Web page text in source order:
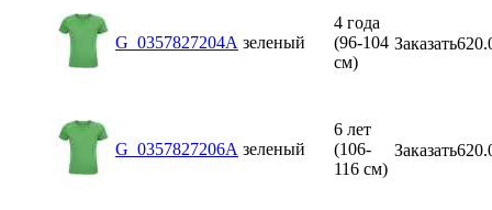
G_0357827204A зеленый
4 года
(96-104
см)
Заказать
G_0357827206A зеленый
6 лет
(106-
116 см)
Заказать